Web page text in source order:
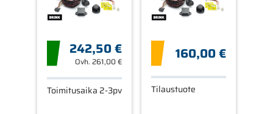
242,50 €
Ovh. 261,00 €
Toimitusaika 2-3pv
160,00 €
Tilaustuote